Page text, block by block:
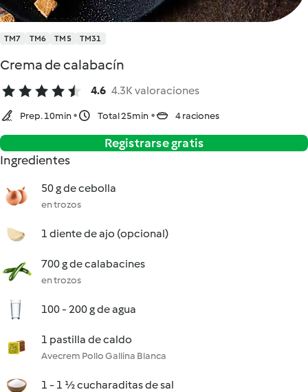
TM7 TM6 TM5 TM31
Crema de calabacín
4.6 4.3K valoraciones
Prep. 10min Total 25min 4 raciones
Registrarse gratis
Ingredientes
50 g de cebolla
en trozos
1 diente de ajo (opcional)
700 g de calabacines
en trozos
100 - 200 g de agua
1 pastilla de caldo
Avecrem Pollo Gallina Blanca
1 - 1 ½ cucharaditas de sal